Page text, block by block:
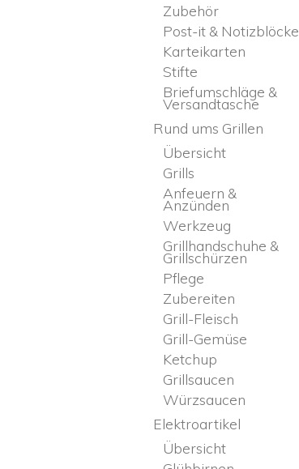
Zubehör
Post-it & Notizblöcke
Karteikarten
Stifte
Briefumschläge &
Versandtasche
Rund ums Grillen
Übersicht
Grills
Anfeuern &
Anzünden
Werkzeug
Grillhandschuhe &
Grillschürzen
Pflege
Zubereiten
Grill-Fleisch
Grill-Gemüse
Ketchup
Grillsaucen
Würzsaucen
Elektroartikel
Übersicht